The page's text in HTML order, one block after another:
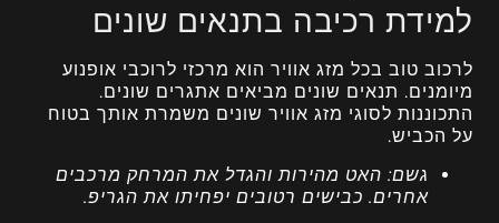
למידת רכיבה בתנאים שונים
לרכוב טוב בכל מזג אוויר הוא מרכזי לרוכבי אופנוע
מיומנים. תנאים שונים מביאים אתגרים שונים.
התכוננות לסוגי מזג אוויר שונים משמרת אותך בטוח
על הכביש.
גשם: האט מהירות והגדל את המרחק מרכבים
אחרים. כבישים רטובים יפחיתו את הגריפ.